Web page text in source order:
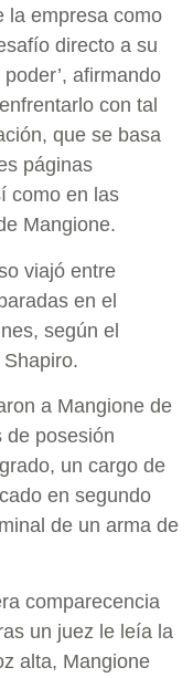
la empresa como
directo a su
afirmando
con tal
que se basa
páginas
como en las
Mangione.
viajó entre
en el
según el
a Mangione de
de posesión
un cargo de
en segundo
de un arma de
comparecencia
un juez le leía la
alta, Mangione